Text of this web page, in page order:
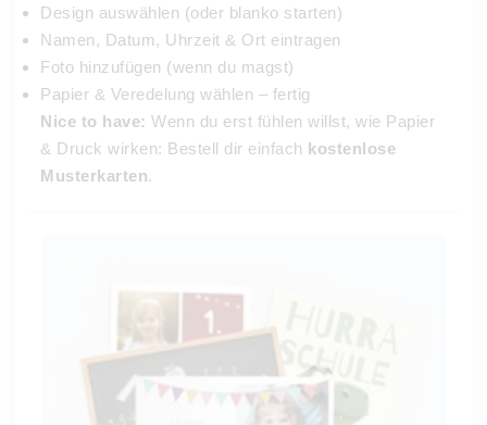
Design auswählen (oder blanko starten)
Namen, Datum, Uhrzeit & Ort eintragen
Foto hinzufügen (wenn du magst)
Papier & Veredelung wählen – fertig
Nice to have: Wenn du erst fühlen willst, wie Papier
& Druck wirken: Bestell dir einfach kostenlose
Musterkarten.